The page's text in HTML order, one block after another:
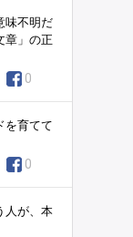
味不明だ
章」の正
0
を育てて
0
人が、本